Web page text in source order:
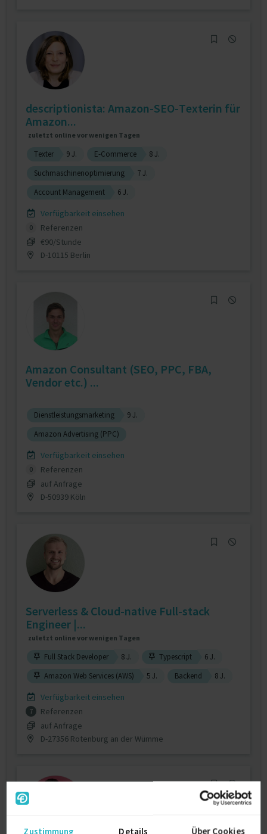
Zustimmung Details Über Cookies
descriptionista: Amazon-SEO-Texterin für
Amazon...
zuletzt online vor wenigen Tagen
Texter 9 J. E-Commerce
8 J.
Suchmaschinenoptimierung
7 J.
Account Management
6 J.
Verfügbarkeit einsehen
0
Referenzen
€90/Stunde
D-10115 Berlin
Amazon Consultant (SEO, PPC, FBA,
Vendor etc.) ...
Dienstleistungsmarketing
9 J.
Amazon Advertising (PPC)
Verfügbarkeit einsehen
0
Referenzen
auf Anfrage
D-50939 Köln
Serverless & Cloud-native Full-stack
Engineer |...
zuletzt online vor wenigen Tagen
Full Stack Developer 8 J. Typescript
6 J.
Amazon Web Services (AWS)
5 J. Backend 8 J.
Verfügbarkeit einsehen
7
Referenzen
auf Anfrage
D-27356 Rotenburg an der Wümme